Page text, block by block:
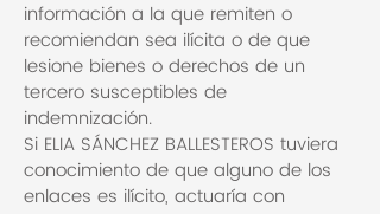
información a la que remiten o
recomiendan sea ilícita o de que
lesione bienes o derechos de un
tercero susceptibles de
indemnización.
Si ELIA SÁNCHEZ BALLESTEROS tuviera
conocimiento de que alguno de los
enlaces es ilícito, actuaría con